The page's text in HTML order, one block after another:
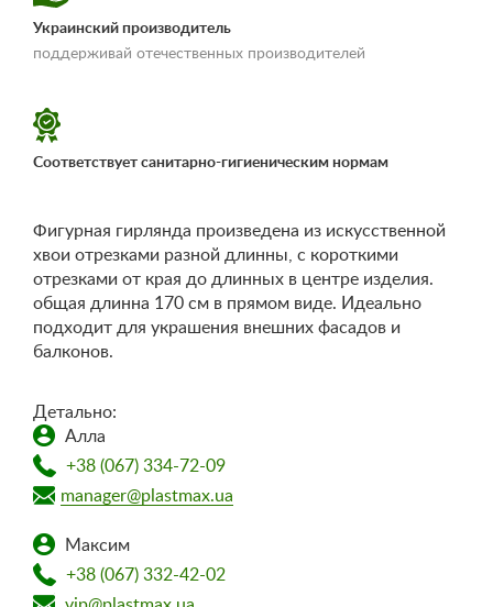
доставки и оплаты»
Украинский производитель
поддерживай отечественных производителей
Соответствует санитарно-гигиеническим нормам
Фигурная гирлянда произведена из искусственной
хвои отрезками разной длинны, с короткими
отрезками от края до длинных в центре изделия.
общая длинна 170 см в прямом виде. Идеально
подходит для украшения внешних фасадов и
балконов.
Детально:
Алла
+38 (067) 334-72-09
manager@plastmax.ua
Максим
+38 (067) 332-42-02